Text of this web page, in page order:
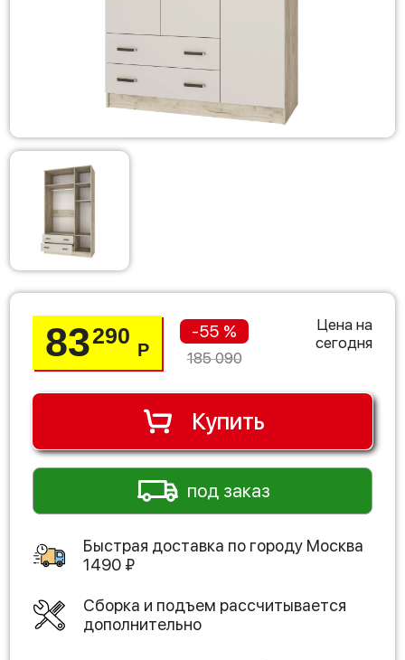
83290
Р
-55 %
185 090
Цена на
сегодня
Купить
под заказ
Быстрая доставка по городу Москва
1490 ₽
Сборка и подъем рассчитывается
дополнительно